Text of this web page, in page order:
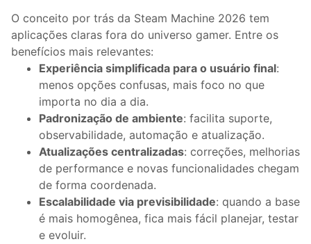
O conceito por trás da Steam Machine 2026 tem
aplicações claras fora do universo gamer. Entre os
benefícios mais relevantes:
Experiência simplificada para o usuário final:
menos opções confusas, mais foco no que
importa no dia a dia.
Padronização de ambiente: facilita suporte,
observabilidade, automação e atualização.
Atualizações centralizadas: correções, melhorias
de performance e novas funcionalidades chegam
de forma coordenada.
Escalabilidade via previsibilidade: quando a base
é mais homogênea, fica mais fácil planejar, testar
e evoluir.